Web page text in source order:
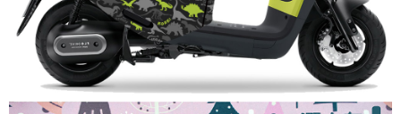
易，需依本服務之必要範圍內提供個人資料，並將交易相關給付款項請求債
權轉讓予恩沛科技股份有限公司。
２．關於個人資料處理事宜，請瀏覽以下網址：
https://aftee.tw/terms/#terms3
３．未成年的使用者請事先徵得法定代理人或監護人之同意方可使用
「AFTEE先享後付」，若未經同意申辦者引起之損失，本公司不負相關責
任。